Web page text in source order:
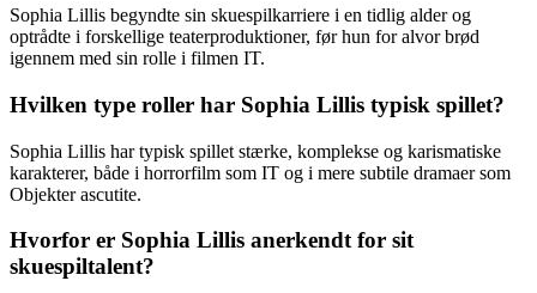
Sophia Lillis begyndte sin skuespilkarriere i en tidlig alder og
optrådte i forskellige teaterproduktioner, før hun for alvor brød
igennem med sin rolle i filmen IT.
Hvilken type roller har Sophia Lillis typisk spillet?
Sophia Lillis har typisk spillet stærke, komplekse og karismatiske
karakterer, både i horrorfilm som IT og i mere subtile dramaer som
Objekter ascutite.
Hvorfor er Sophia Lillis anerkendt for sit
skuespiltalent?